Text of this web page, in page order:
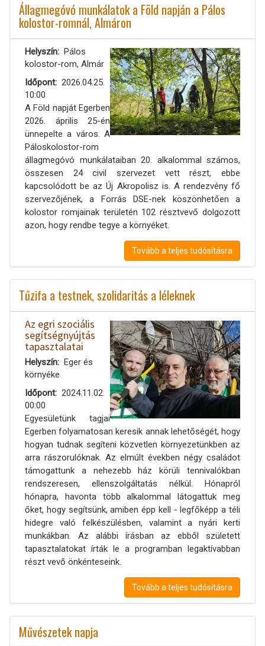
Állagmegóvó munkálatok a Föld napján a Pálos
kolostor-romnál, Almáron
Helyszín
Pálos
kolostor-rom, Almár
Időpont
2026.04.25.
10:00
A Föld napját Egerben
2026. április 25-én
ünnepelte a város. A
Páloskolostor-rom
állagmegóvó munkálataiban 20. alkalommal számos,
összesen 24 civil szervezet vett részt, ebbe
kapcsolódott be az Új Akropolisz is. A rendezvény fő
szervezőjének, a Forrás DSE-nek köszönhetően a
kolostor romjainak területén 102 résztvevő dolgozott
azon, hogy rendbe tegye a környéket.
Tovább a teljes tudósításra
Tűzifa a testnek, szolidaritás a léleknek
Az egri szociális
segítségnyújtás
tapasztalatai
Helyszín
Eger és
környéke
Időpont
2024.11.02.
00:00
Egyesületünk tagjai
Egerben folyamatosan keresik annak lehetőségét, hogy
hogyan tudnak segíteni közvetlen környezetünkben az
arra rászorulóknak. Az elmúlt években négy családot
támogattunk a nehezebb ház körüli tennivalókban
rendszeresen, ellenszolgáltatás nélkül. Hónapról
hónapra, havonta több alkalommal látogattuk meg
őket, hogy segítsünk, amiben épp kell - legfőképp a téli
hidegre való felkészülésben, valamint a nyári kerti
munkákban. Az alábbi írásban az ebből született
tapasztalatokat írták le a programban legaktívabban
részt vevő önkénteseink.
Tovább a teljes tudósításra
Művészetek napja